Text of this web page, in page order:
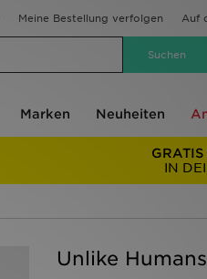
Meine Bestellung verfolgen Auf
Marken Neuheiten
IN
Unlike